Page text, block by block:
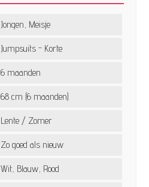
Jongen, Meisje
Jumpsuits - Korte
6 maanden
68 cm (6 maanden)
Lente / Zomer
Zo goed als nieuw
Wit, Blauw, Rood